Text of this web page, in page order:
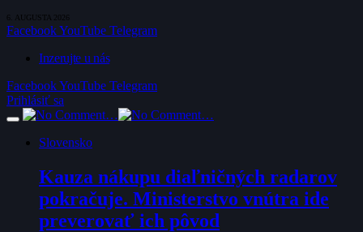
6. AUGUSTA 2026
FacebookYouTube Telegram
Inzerujte u nás
FacebookYouTube Telegram
Prihlásiť sa
Slovensko
Kauza nákupu diaľničných radarov
pokračuje. Ministerstvo vnútra ide
preverovať ich pôvod